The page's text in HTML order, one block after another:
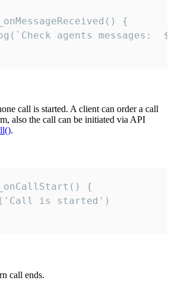
{
call is started. A client can order a call
also the call can be initiated via API
.
{
is started')
call ends.